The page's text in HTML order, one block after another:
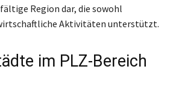
Region dar, die sowohl
Aktivitäten unterstützt.
im PLZ-Bereich